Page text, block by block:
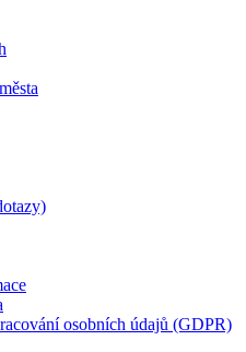
osobních údajů (GDPR)